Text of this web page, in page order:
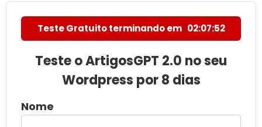
Teste Gratuito terminando em 02:07:51
Teste o ArtigosGPT 2.0 no seu
Wordpress por 8 dias
Nome